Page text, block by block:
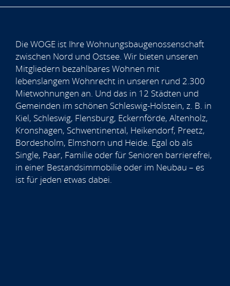
Die WOGE ist Ihre Wohnungsbaugenossenschaft
zwischen Nord und Ostsee. Wir bieten unseren
Mitgliedern bezahlbares Wohnen mit
lebenslangem Wohnrecht in unseren rund 2.300
Mietwohnungen an. Und das in 12 Städten und
Gemeinden im schönen Schleswig-Holstein, z. B. in
Kiel, Schleswig, Flensburg, Eckernförde, Altenholz,
Kronshagen, Schwentinental, Heikendorf, Preetz,
Bordesholm, Elmshorn und Heide. Egal ob als
Single, Paar, Familie oder für Senioren barrierefrei,
in einer Bestandsimmobilie oder im Neubau – es
ist für jeden etwas dabei.